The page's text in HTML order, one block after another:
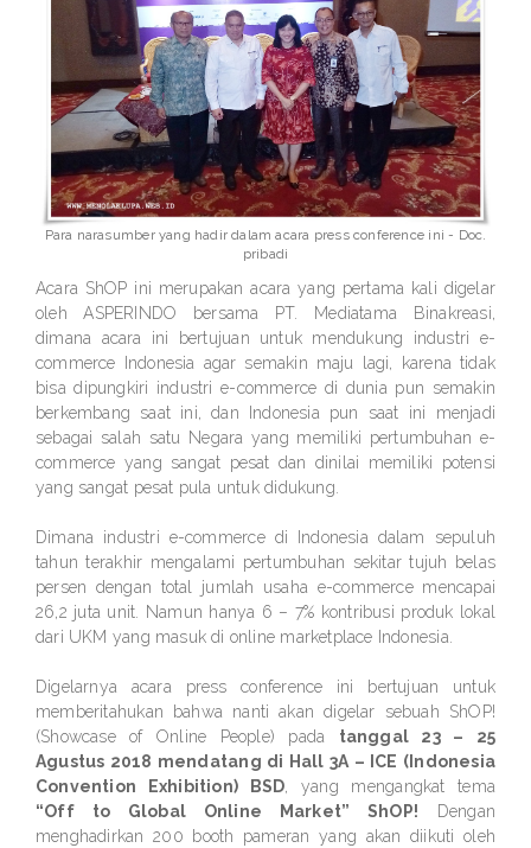
Para narasumber yang hadir dalam acara press conference ini - Doc.
pribadi
Acara ShOP ini merupakan acara yang pertama kali digelar
oleh ASPERINDO bersama PT. Mediatama Binakreasi,
dimana acara ini bertujuan untuk mendukung industri e-
commerce Indonesia agar semakin maju lagi, karena tidak
bisa dipungkiri industri e-commerce di dunia pun semakin
berkembang saat ini, dan Indonesia pun saat ini menjadi
sebagai salah satu Negara yang memiliki pertumbuhan e-
commerce yang sangat pesat dan dinilai memiliki potensi
yang sangat pesat pula untuk didukung.
Dimana industri e-commerce di Indonesia dalam sepuluh
tahun terakhir mengalami pertumbuhan sekitar tujuh belas
persen dengan total jumlah usaha e-commerce mencapai
26,2 juta unit. Namun hanya 6 – 7% kontribusi produk lokal
dari UKM yang masuk di online marketplace Indonesia.
Digelarnya acara press conference ini bertujuan untuk
memberitahukan bahwa nanti akan digelar sebuah ShOP!
(Showcase of Online People) pada tanggal 23 – 25
Agustus 2018 mendatang di Hall 3A – ICE (Indonesia
Convention Exhibition) BSD, yang mengangkat tema
“Off to Global Online Market” ShOP! Dengan
menghadirkan 200 booth pameran yang akan diikuti oleh